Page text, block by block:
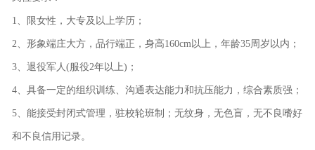
合作案例
新闻中心
1、限女性，大专及以上学历；
2、形象端庄大方，品行端正，身高160cm以上，年龄35周岁以内；
3、退役军人(服役2年以上)；
4、具备一定的组织训练、沟通表达能力和抗压能力，综合素质强；
5、能接受封闭式管理，驻校轮班制；无纹身，无色盲，无不良嗜好
和不良信用记录。